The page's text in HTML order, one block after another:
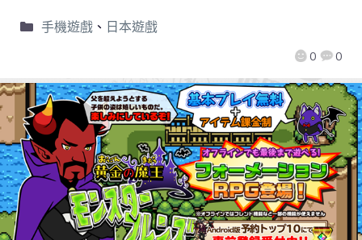
0 0
手機遊戲、 日本遊戲